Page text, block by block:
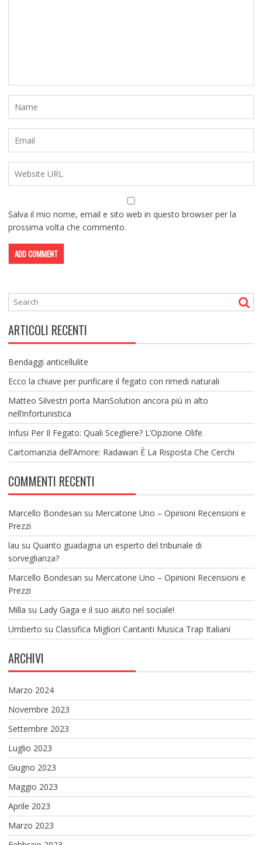
Salva il mio nome, email e sito web in questo browser per la
prossima volta che commento.
ARTICOLI RECENTI
Bendaggi anticellulite
Ecco la chiave per purificare il fegato con rimedi naturali
Matteo Silvestri porta ManSolution ancora più in alto
nell’infortunistica
Infusi Per Il Fegato: Quali Scegliere? L’Opzione Olife
Cartomanzia dell’Amore: Radawan È La Risposta Che Cerchi
COMMENTI RECENTI
Marcello Bondesan su Mercatone Uno – Opinioni Recensioni e
Prezzi
lau su Quanto guadagna un esperto del tribunale di
sorveglianza?
Marcello Bondesan su Mercatone Uno – Opinioni Recensioni e
Prezzi
Milla su Lady Gaga e il suo aiuto nel sociale!
Umberto su Classifica Migliori Cantanti Musica Trap Italiani
ARCHIVI
Marzo 2024
Novembre 2023
Settembre 2023
Luglio 2023
Giugno 2023
Maggio 2023
Aprile 2023
Marzo 2023